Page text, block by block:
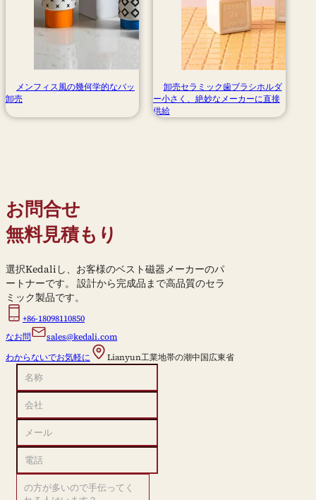
メンフィス風の幾何学的なバッ
卸売
卸売セラミック歯ブラシホルダ
ー小さく、絶妙なメーカーに直接
供給
お問合せ
無料見積もり
選択Kedaliし、お客様のベスト磁器メーカーのパ
ートナーです。 設計から完成品まで高品質のセラ
ミック製品です。
+86-18098110850
なお問
sales@kedali.com
わからないでお気軽に
Lianyun工業地帯の潮中国広東省